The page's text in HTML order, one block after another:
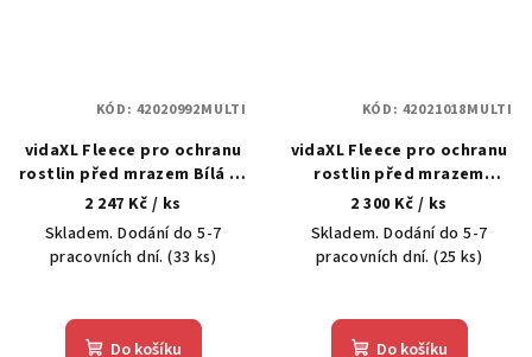
vidaXL Fleece pro ochranu
rostlin před mrazem Bílá 50
x 3,2 m
2 247 Kč / ks
Skladem. Dodání do 5-7
pracovních dní.(33 ks)
Do košíku
KÓD: 42020992MULTI
vidaXL Fleece pro ochranu
rostlin před mrazem
Béžová 100 x 1,6 m
2 300 Kč / ks
Skladem. Dodání do 5-7
pracovních dní.(25 ks)
Do košíku
KÓD: 42021018MULTI